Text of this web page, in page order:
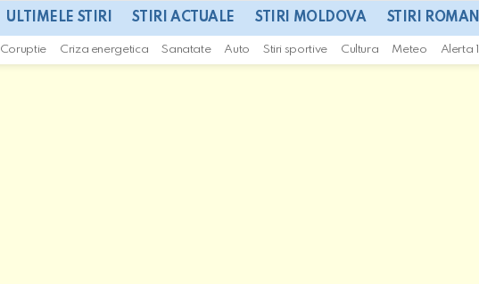
ULTIMELE STIRI STIRI ACTUALE STIRI MOLDOVA STIRI
Coruptie Criza energetica Sanatate Auto Stiri sportive Cultura Meteo Alerta